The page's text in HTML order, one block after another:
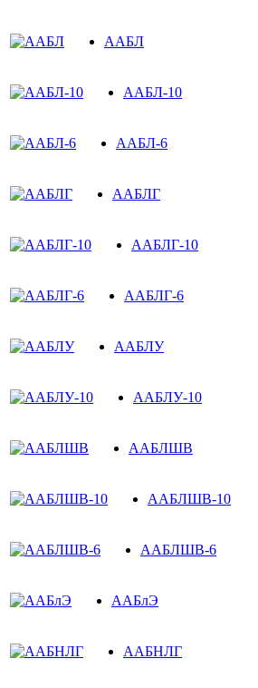
ААБЛ
ААБЛ-10
ААБЛ-6
ААБЛГ
ААБЛГ-10
ААБЛГ-6
ААБЛУ
ААБЛУ-10
ААБЛШВ
ААБЛШВ-10
ААБЛШВ-6
ААБлЭ
ААБНЛГ